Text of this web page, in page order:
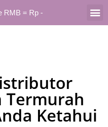
RMB = Rp -
Termurah
Ketahui